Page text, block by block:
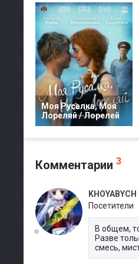
Моя Русалка, Моя
Лореляй / Лорелей
Комментарии 3
KHOYABYCH
Посетители
В общем,
Разве
смесь,